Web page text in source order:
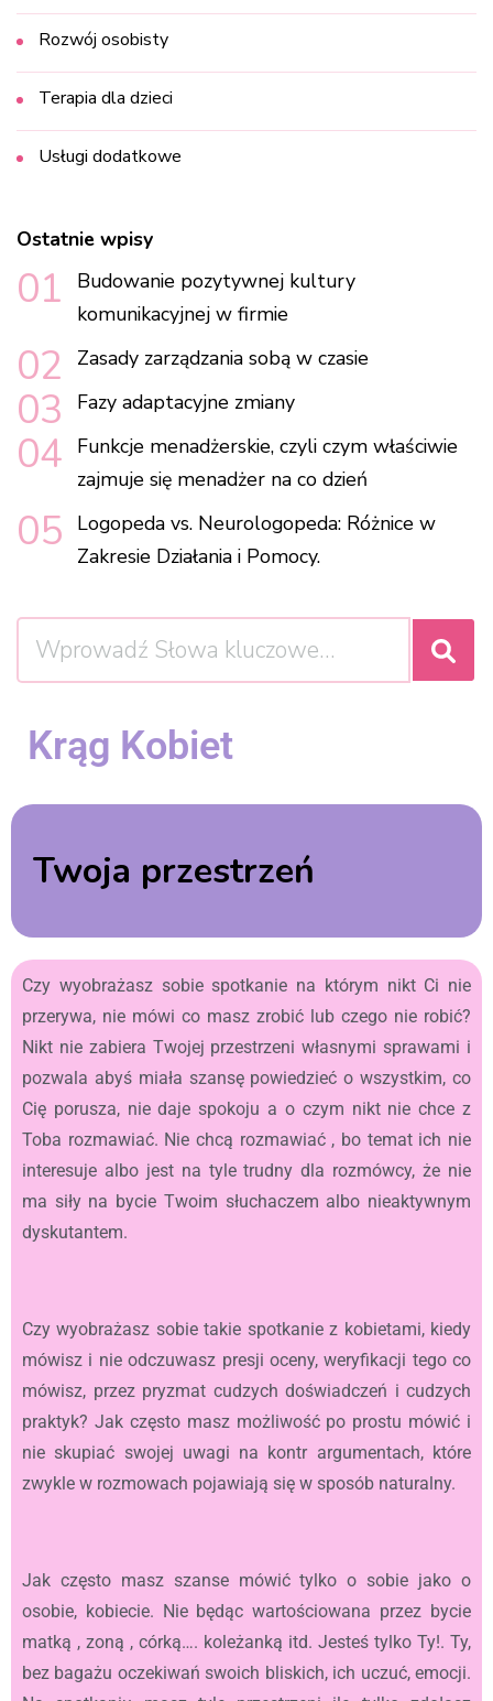
Rozwój osobisty
Terapia dla dzieci
Usługi dodatkowe
Ostatnie wpisy
Budowanie pozytywnej kultury
komunikacyjnej w firmie
Zasady zarządzania sobą w czasie
Fazy adaptacyjne zmiany
Funkcje menadżerskie, czyli czym właściwie
zajmuje się menadżer na co dzień
Logopeda vs. Neurologopeda: Różnice w
Zakresie Działania i Pomocy.
Krąg Kobiet
Twoja przestrzeń
Czy wyobrażasz sobie spotkanie na którym nikt Ci nie
przerywa, nie mówi co masz zrobić lub czego nie robić?
Nikt nie zabiera Twojej przestrzeni własnymi sprawami i
pozwala abyś miała szansę powiedzieć o wszystkim, co
Cię porusza, nie daje spokoju a o czym nikt nie chce z
Toba rozmawiać. Nie chcą rozmawiać , bo temat ich nie
interesuje albo jest na tyle trudny dla rozmówcy, że nie
ma siły na bycie Twoim słuchaczem albo nieaktywnym
dyskutantem.
Czy wyobrażasz sobie takie spotkanie z kobietami, kiedy
mówisz i nie odczuwasz presji oceny, weryfikacji tego co
mówisz, przez pryzmat cudzych doświadczeń i cudzych
praktyk? Jak często masz możliwość po prostu mówić i
nie skupiać swojej uwagi na kontr argumentach, które
zwykle w rozmowach pojawiają się w sposób naturalny.
Jak często masz szanse mówić tylko o sobie jako o
osobie, kobiecie. Nie będąc wartościowana przez bycie
matką , zoną , córką…. koleżanką itd. Jesteś tylko Ty!. Ty,
bez bagażu oczekiwań swoich bliskich, ich uczuć, emocji.